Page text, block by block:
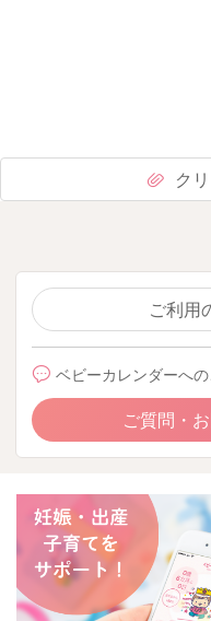
ク
ご利用
ベビーカレンダーへ
ご質問・